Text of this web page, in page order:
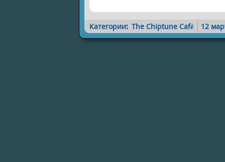
Категории: The Chiptune Café 12